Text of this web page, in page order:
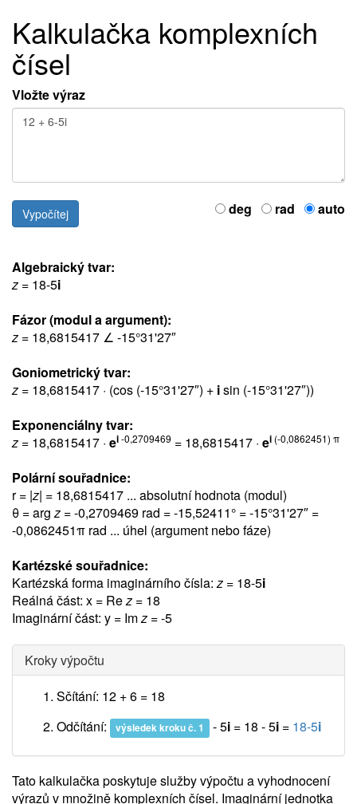
Kalkulačka komplexních
čísel
Vložte výraz
deg rad auto
Algebraický tvar:
z = 18-5i
Fázor (modul a argument):
z = 18,6815417 ∠ -15°31'27″
Goniometrický tvar:
z = 18,6815417 · (cos (-15°31'27″) + isin (-15°31'27″))
Exponenciálny tvar:
z = 18,6815417 · ei-0,2709469 = 18,6815417 · ei (-0,0862451) π
Polární souřadnice:
r = |z| = 18,6815417 ... absolutní hodnota (modul)
θ = argz = -0,2709469 rad = -15,52411° = -15°31'27″ =
-0,0862451π rad ... úhel (argument nebo fáze)
Kartézské souřadnice:
Kartézská forma imaginárního čísla:z = 18-5i
Reálná část: x = Rez = 18
Imaginární část: y = Imz = -5
Kroky výpočtu
Sčítání: 12 + 6 = 18
Odčítání:
výsledek kroku č. 1 - 5i = 18 - 5i = 18-5i
Tato kalkulačka poskytuje služby výpočtu a vyhodnocení
výrazů v množině komplexních čísel. Imaginární jednotka